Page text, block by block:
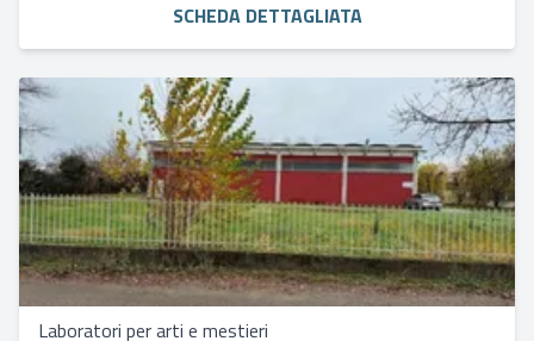
SCHEDA DETTAGLIATA
Laboratori per arti e mestieri